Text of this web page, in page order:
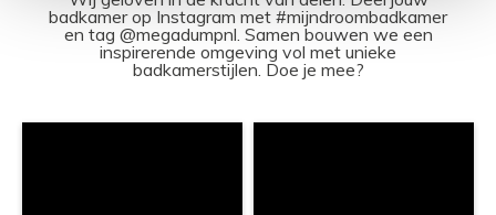
badkamer op Instagram met #mijndroombadkamer
en tag @megadumpnl. Samen bouwen we een
inspirerende omgeving vol met unieke
badkamerstijlen. Doe je mee?